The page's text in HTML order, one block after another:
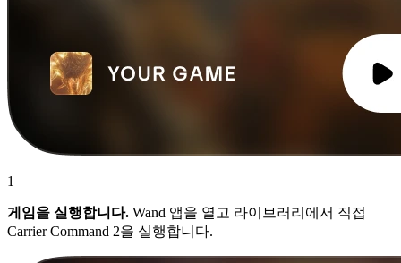
1
게임을 실행합니다. Wand 앱을 열고 라이브러리에서 직접
Carrier Command 2을 실행합니다.